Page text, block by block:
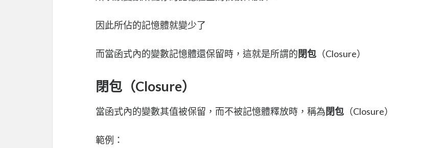
因此所佔的記憶體就變少了
而當函式內的變數記憶體還保留時，這就是所謂的閉包 （Closure）
閉包（Closure）
當函式內的變數其值被保留，而不被記憶體釋放時，稱為閉包 （Closure）
範例：